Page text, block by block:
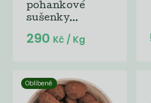
pohankové
sušenky...
290 Kč / Kg
Oblíbené